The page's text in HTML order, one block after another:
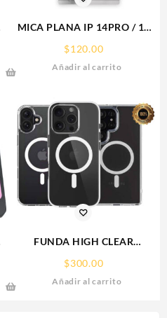
MICA PLANA IP 14PRO / 15
$120.00
Añadir al carrito
FUNDA HIGH CLEAR
IPHONE 17 PRO MAX
WEKOVER
$300.00
Añadir al carrito